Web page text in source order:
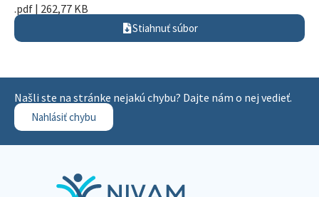
.pdf | 262,77 KB
Stiahnuť súbor
Našli ste na stránke nejakú chybu? Dajte nám o nej vedieť.
Nahlásiť chybu